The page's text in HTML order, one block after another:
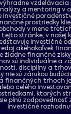
a mentoring v
investičné
prostriedky
v mene
tejto stránke, v našej
investičné
akéhokoľvek
žiadne finančné zisky
sú individuálne a
disciplíny a
nie sú zárukou
finančných trhoch je
celého
ktorých
plnú zodpovednosť
investičné